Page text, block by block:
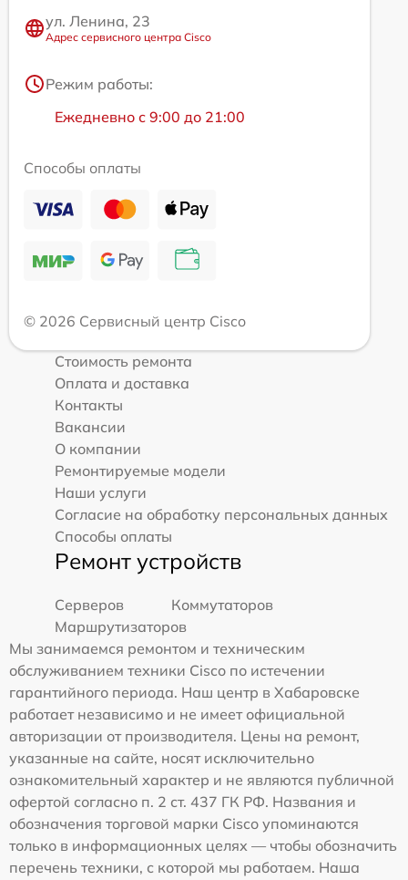
ул. Ленина, 23
Адрес сервисного центра Cisco
Режим работы:
Ежедневно с 9:00 до 21:00
Способы оплаты
© 2026 Сервисный центр Cisco
Стоимость ремонта
Оплата и доставка
Контакты
Вакансии
О компании
Ремонтируемые модели
Наши услуги
Согласие на обработку персональных данных
Способы оплаты
Ремонт устройств
Серверов
Коммутаторов
Маршрутизаторов
Мы занимаемся ремонтом и техническим
обслуживанием техники Cisco по истечении
гарантийного периода. Наш центр в Хабаровске
работает независимо и не имеет официальной
авторизации от производителя. Цены на ремонт,
указанные на сайте, носят исключительно
ознакомительный характер и не являются публичной
офертой согласно п. 2 ст. 437 ГК РФ. Названия и
обозначения торговой марки Cisco упоминаются
только в информационных целях — чтобы обозначить
перечень техники, с которой мы работаем. Наша